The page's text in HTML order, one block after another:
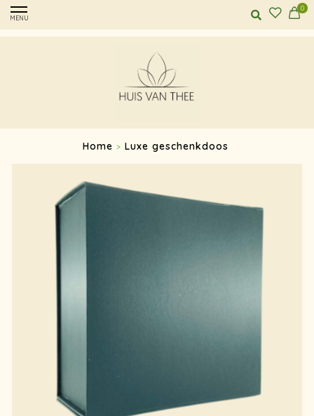
MENU
0
Home > Luxe geschenkdoos